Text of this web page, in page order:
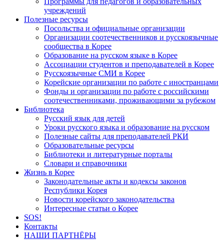
учреждений
Полезные ресурсы
Посольства и официальные организации
Организации соотечественников и русскоязычные
сообщества в Корее
Образование на русском языке в Корее
Ассоциации студентов и преподавателей в Корее
Русскоязычные СМИ в Корее
Корейские организации по работе с иностранцами
Фонды и организации по работе с российскими
соотечественниками, проживающими за рубежом
Библиотека
Русский язык для детей
Уроки русского языка и образование на русском
Полезные сайты для преподавателей РКИ
Образовательные ресурсы
Библиотеки и литературные порталы
Словари и справочники
Жизнь в Корее
Законодательные акты и кодексы законов
Республики Корея
Новости корейского законодательства
Интересные статьи о Корее
SOS!
Контакты
НАШИ ПАРТНЁРЫ